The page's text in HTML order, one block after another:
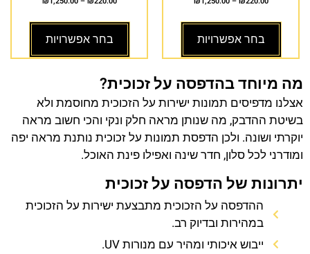
בחר אפשרויות בחר אפשרויות
מה מיוחד בהדפסה על זכוכית?
אצלנו מדפיסים תמונות ישירות על הזכוכית מחוסמת ולא
בשיטת ההדבק, מה שנותן מראה חלק ונקי והכי חשוב מראה
יוקרתי ושונה. ולכן הדפסת תמונות על זכוכית נותנת מראה יפה
ומודרני לכל סלון, חדר שינה ואפילו פינת האוכל.
יתרונות של הדפסה על זכוכית
ההדפסה על הזכוכית מתבצעת ישירות על הזכוכית
במהירות ובדיוק רב.
ייבוש איכותי ומהיר עם מנורות UV.